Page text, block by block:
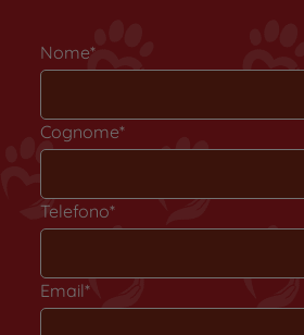
Nome*
Cognome*
Telefono*
Email*